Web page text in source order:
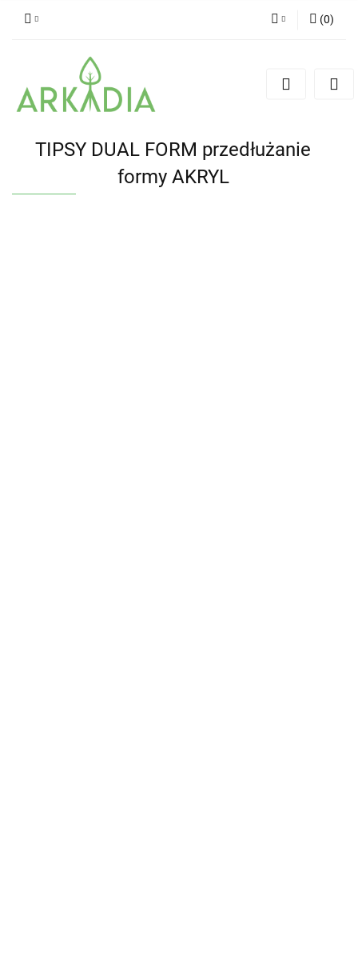
(0)
TIPSY DUAL FORM przedłużanie
formy AKRYL